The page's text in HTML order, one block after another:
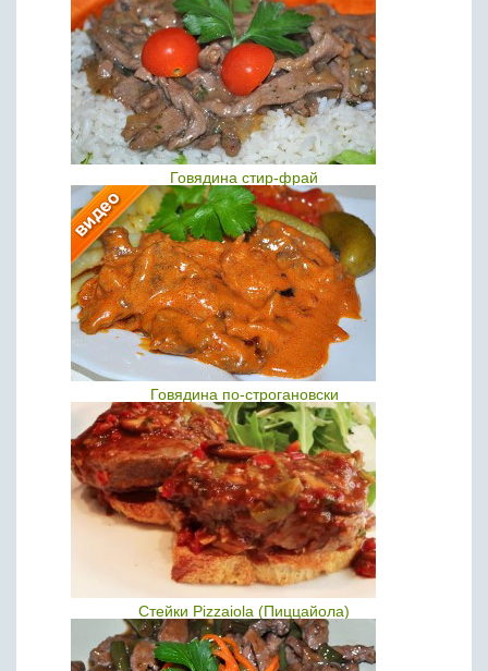
Говядина стир-фрай
Говядина по-строгановски
Стейки Pizzaiola (Пиццайола)